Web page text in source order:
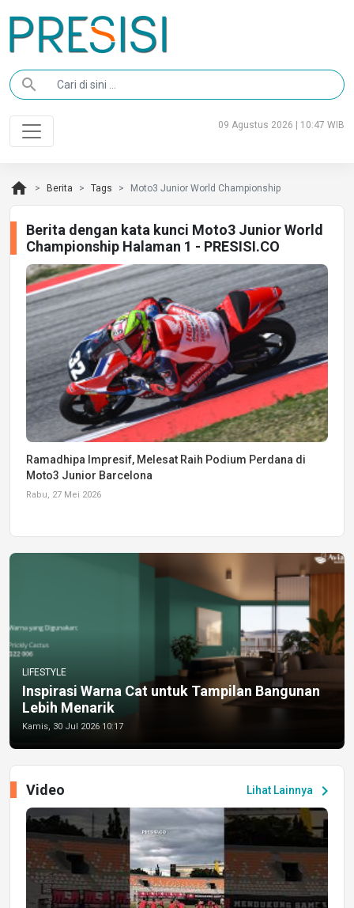
search
09 Agustus 2026 | 10:47 WIB
home Berita Tags Moto3 Junior World Championship
Berita dengan kata kunci Moto3 Junior World
Championship Halaman 1 - PRESISI.CO
Ramadhipa Impresif, Melesat Raih Podium Perdana di
Moto3 Junior Barcelona
Rabu, 27 Mei 2026
LIFESTYLE
Inspirasi Warna Cat untuk Tampilan Bangunan
Lebih Menarik
Kamis, 30 Jul 2026 10:17
Lihat Lainnya chevron_right
Video